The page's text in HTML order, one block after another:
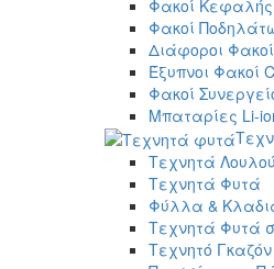
Φακοί Κεφαλής
Φακοί
Διάφοροι
Έξυπνοι Φακοί
Φακοί
Μπαταρίες Li-
Τεχνητά
Τεχνητά Φυτά
Φύλλα &
Τεχνητά Φυτά
Τεχνητό